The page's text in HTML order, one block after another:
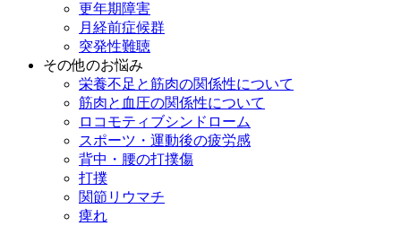
更年期障害
月経前症候群
突発性難聴
その他のお悩み
栄養不足と筋肉の関係性について
筋肉と血圧の関係性について
ロコモティブシンドローム
スポーツ・運動後の疲労感
背中・腰の打撲傷
打撲
関節リウマチ
痺れ